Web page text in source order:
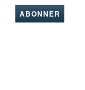
ABONNER